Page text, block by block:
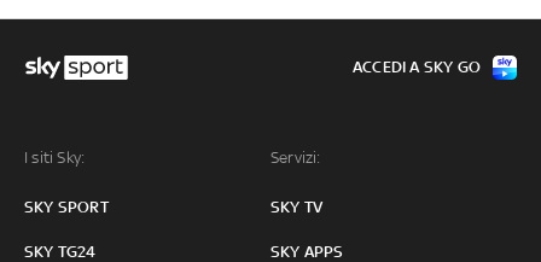
I siti Sky:
SKY SPORT
SKY TG24
Servizi:
SKY TV
SKY APPS
ACCEDI A SKY GO